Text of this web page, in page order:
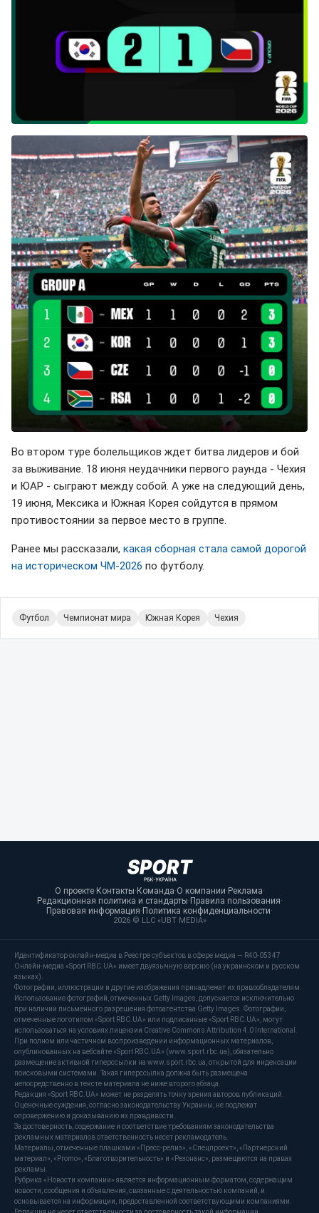
Во втором туре болельщиков ждет битва лидеров и бой
за выживание. 18 июня неудачники первого раунда - Чехия
и ЮАР - сыграют между собой. А уже на следующий день,
19 июня, Мексика и Южная Корея сойдутся в прямом
противостоянии за первое место в группе.
Ранее мы рассказали, какая сборная стала самой дорогой
на историческом ЧМ-2026 по футболу.
Футбол Чемпионат мира Южная Корея Чехия
О проекте·Контакты·Команда·О компании·Реклама·
Редакционная политика и стандарты·Правила пользования·
Правовая информация·Политика конфиденциальности·
2026 © LLC «UBT MEDIA»
Идентификатор онлайн-медиа в Реестре субъектов в сфере медиа — R40-05347
Онлайн-медиа «Sport RBC.UA» имеет двуязычную версию (на украинском и русском
языках).
Фотографии, иллюстрации и другие изображения принадлежат их правообладателям.
Использование фотографий, отмеченных Getty Images, допускается исключительно
при наличии письменного разрешения фотоагентства Getty Images. Фотографии,
отмеченные логотипом «Sport RBC.UA» или подписанные «Sport RBC.UA», могут
использоваться на условиях лицензии Creative Commons Attribution 4.0 International.
При полном или частичном воспроизведении информационных материалов,
опубликованных на вебсайте «Sport RBC.UA» (www.sport.rbc.ua), обязательно
размещение активной гиперссылки на www.sport.rbc.ua, открытой для индексации
поисковыми системами. Такая гиперссылка должна быть размещена
непосредственно в тексте материала не ниже второго абзаца.
Редакция «Sport RBC.UA» может не разделять точку зрения авторов публикаций.
Оценочные суждения, согласно законодательству Украины, не подлежат
опровержению и доказыванию их правдивости.
За достоверность, содержание и соответствие требованиям законодательства
рекламных материалов ответственность несет рекламодатель.
Материалы, отмеченные плашками «Пресс-релиз», «Спецпроект», «Партнерский
материал», «Promo», «Благотворительность» и «Резонанс», размещаются на правах
рекламы.
Рубрика «Новости компании» является информационным форматом, содержащим
новости, сообщения и объявления, связанные с деятельностью компаний, и
основывается на информации, предоставленной соответствующими компаниями.